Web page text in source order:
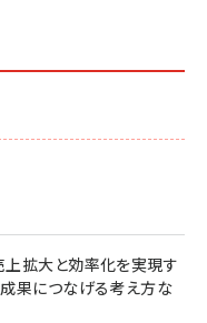
上拡大と効率化を実現す
成果につなげる考え方な